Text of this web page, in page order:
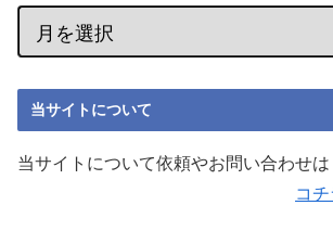
当サイトについて
当サイトについて依頼やお問い合わせは
コ